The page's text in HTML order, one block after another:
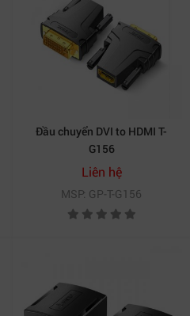
Đầu chuyển DVI to HDMI T-
G156
Liên hệ
MSP: GP-T-G156